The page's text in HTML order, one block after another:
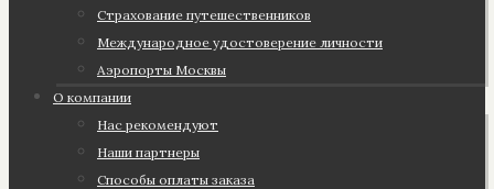
Страхование путешественников
Международное удостоверение личности
Аэропорты Москвы
О компании
Нас рекомендуют
Наши партнеры
Cпособы оплаты заказа